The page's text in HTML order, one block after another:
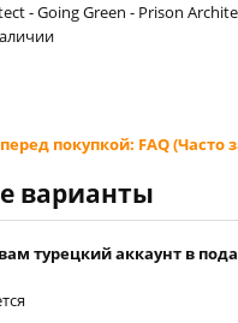
- Going Green - Prison
покупкой: FAQ
варианты
турецкий аккаунт в